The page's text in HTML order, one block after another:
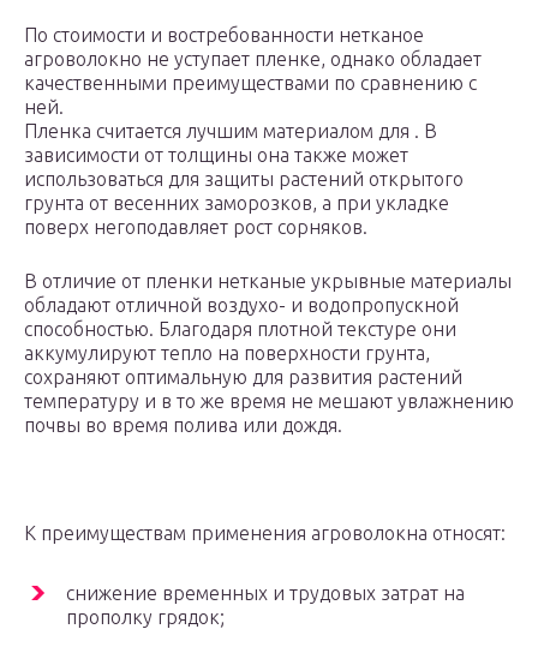
По стоимости и востребованности нетканое
агроволокно не уступает пленке, однако обладает
качественными преимуществами по сравнению с
ней.
Пленка считается лучшим материалом для . В
зависимости от толщины она также может
использоваться для защиты растений открытого
грунта от весенних заморозков, а при укладке
поверх негоподавляет рост сорняков.
В отличие от пленки нетканые укрывные материалы
обладают отличной воздухо- и водопропускной
способностью. Благодаря плотной текстуре они
аккумулируют тепло на поверхности грунта,
сохраняют оптимальную для развития растений
температуру и в то же время не мешают увлажнению
почвы во время полива или дождя.
К преимуществам применения агроволокна относят:
снижение временных и трудовых затрат на
прополку грядок;